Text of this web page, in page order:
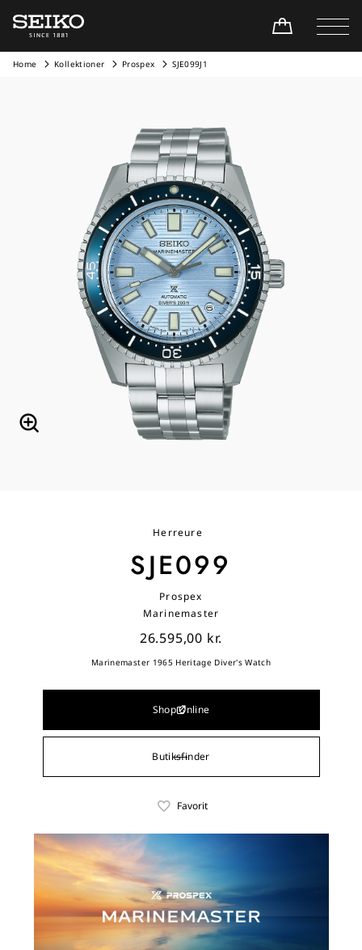
Home Kollektioner Prospex SJE099J1
Herreure
SJE099
Prospex
Marinemaster
26.595,00 kr.
Marinemaster 1965 Heritage Diver's Watch
Shop Online
Butiksfinder
Favorit